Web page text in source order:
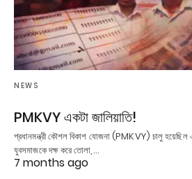
NEWS
PMKVY একটা জালিয়াতি!
প্রধানমন্ত্রী কৌশল বিকাশ যোজনা (PMKVY) চালু
যুবসমাজকে দক্ষ করে তোলা,…
7 months ago